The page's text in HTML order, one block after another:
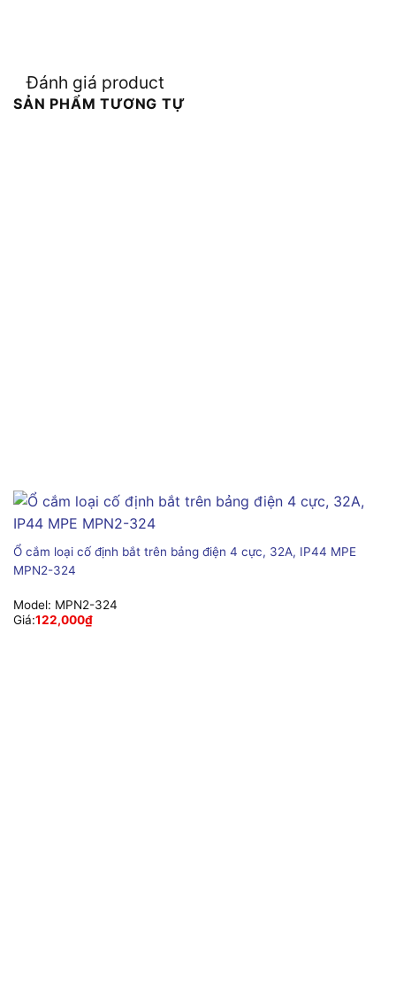
Đánh giá product
SẢN PHẨM TƯƠNG TỰ
Ổ cắm loại cố định bắt trên bảng điện 4 cực, 32A, IP44 MPE
MPN2-324
Model: MPN2-324
Giá:122,000₫